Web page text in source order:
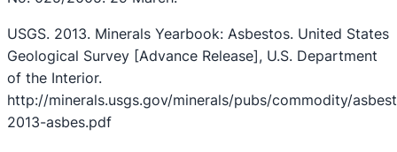
USGS. 2013. Minerals Yearbook: Asbestos. United States
Geological Survey [Advance Release], U.S. Department
of the Interior.
http://minerals.usgs.gov/minerals/pubs/commodity/
2013-asbes.pdf